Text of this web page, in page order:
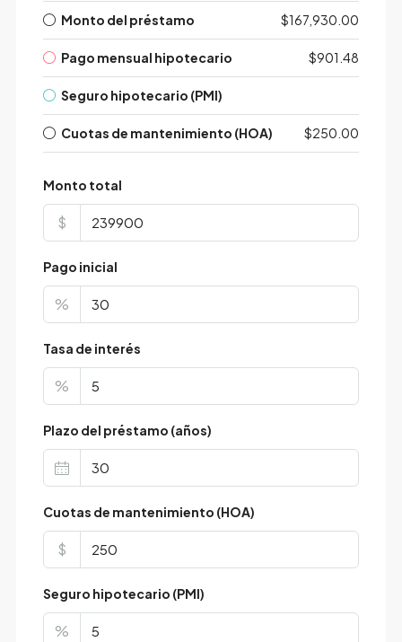
Monto del préstamo $167,930.00
Pago mensual hipotecario $901.48
Seguro hipotecario (PMI)
Cuotas de mantenimiento (HOA) $250.00
Monto total
$
Pago inicial
%
Tasa de interés
%
Plazo del préstamo (años)
Cuotas de mantenimiento (HOA)
$
Seguro hipotecario (PMI)
%